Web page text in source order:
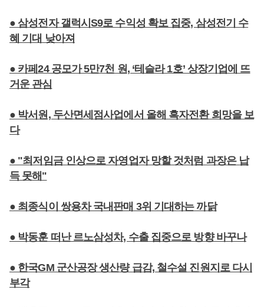
● 삼성전자 갤럭시S9로 수익성 확보 집중, 삼성전기 수
혜 기대 낮아져
● 카페24 공모가 5만7천 원, ‘테슬라 1호’ 상장기업에 뜨
거운 관심
● 박서원, 두산면세점사업에서 올해 흑자전환 희망을 보
다
● "최저임금 인상으로 자영업자 망할 것처럼 과장은 납
득 못해"
● 최종식이 쌍용차 국내판매 3위 기대하는 까닭
● 박동훈 떠난 르노삼성차, 수출 집중으로 방향 바꾸나
● 한국GM 군산공장 생산량 급감, 철수설 진원지로 다시
부각